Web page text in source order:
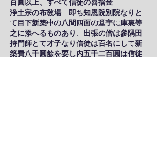
百圓以上、すべて信徒の喜捨金
浄土宗の布敎場 即ち知恩院別院なりと
て目下新築中の八間四面の堂宇に庫裏等
之に添へるものあり、出張の僧は參隅田
持門師とて才子なり信徒は百名にして新
築費八千圓餘を要し内五千二百圓は信徒